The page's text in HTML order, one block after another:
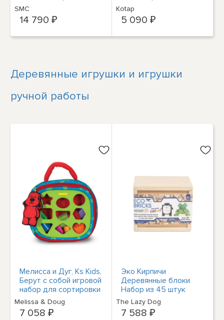
SMC
14 790 ₽
брезент для любых
погодных условий
Kotap
5 090 ₽
Деревянные игрушки и игрушки
ручной работы
Мелисса и Дуг, Ks Kids,
Берут с собой игровой
набор для сортировки
фигур, НОВЫЙ В
НАЛИЧИИ
Melissa & Doug
7 058 ₽
Эко Кирпичи
Деревянные блоки
Набор из 45 штук
НОВЫЕ В НАЛИЧИИ
The Lazy Dog
7 588 ₽